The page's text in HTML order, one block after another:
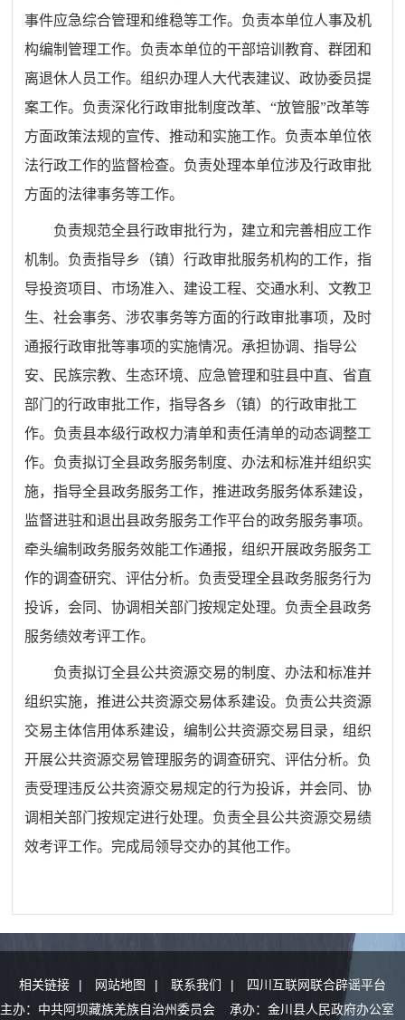
事件应急综合管理和维稳等工作。负责本单位人事及机
构编制管理工作。负责本单位的干部培训教育、群团和
离退休人员工作。组织办理人大代表建议、政协委员提
案工作。负责深化行政审批制度改革、“放管服”改革等
方面政策法规的宣传、推动和实施工作。负责本单位依
法行政工作的监督检查。负责处理本单位涉及行政审批
方面的法律事务等工作。
负责规范全县行政审批行为，建立和完善相应工作
机制。负责指导乡（镇）行政审批服务机构的工作，指
导投资项目、市场准入、建设工程、交通水利、文教卫
生、社会事务、涉农事务等方面的行政审批事项，及时
通报行政审批等事项的实施情况。承担协调、指导公
安、民族宗教、生态环境、应急管理和驻县中直、省直
部门的行政审批工作，指导各乡（镇）的行政审批工
作。负责县本级行政权力清单和责任清单的动态调整工
作。负责拟订全县政务服务制度、办法和标准并组织实
施，指导全县政务服务工作，推进政务服务体系建设，
监督进驻和退出县政务服务工作平台的政务服务事项。
牵头编制政务服务效能工作通报，组织开展政务服务工
作的调查研究、评估分析。负责受理全县政务服务行为
投诉，会同、协调相关部门按规定处理。负责全县政务
服务绩效考评工作。
负责拟订全县公共资源交易的制度、办法和标准并
组织实施，推进公共资源交易体系建设。负责公共资源
交易主体信用体系建设，编制公共资源交易目录，组织
开展公共资源交易管理服务的调查研究、评估分析。负
责受理违反公共资源交易规定的行为投诉，并会同、协
调相关部门按规定进行处理。负责全县公共资源交易绩
效考评工作。完成局领导交办的其他工作。
相关链接 | 网站地图 | 联系我们 |
四川互联网联合辟谣平台
主办：中共阿坝藏族羌族自治州委员会 承办：金川县人民政府办公室